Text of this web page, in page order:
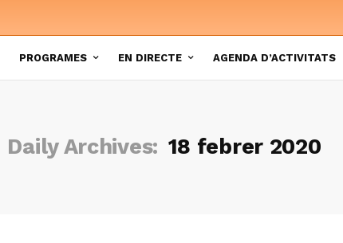
PROGRAMES EN DIRECTE AGENDA D’ACTIVITATS
Daily Archives: 18 febrer 2020